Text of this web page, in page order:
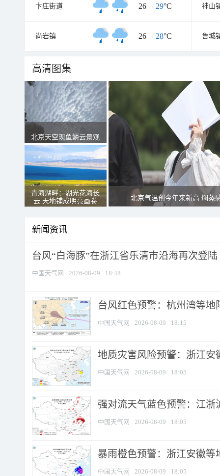
卞庄街道 26 / 29°C 神山
尚岩镇 26 / 28°C 鲁城
高清图集
北京天空现鱼鳞云景观
青海湖畔：湖光花海长
云 天地铺成明亮画卷
北京气温创今年来新高 焖蒸
新闻资讯
台风“白海豚”在浙江省乐清市沿海再次登陆
中国天气网 2026-08-09 18:48
台风红色预警：杭州湾等地
中国天气网 2026-08-09 18:15
地质灾害风险预警：浙江安
中国天气网 2026-08-09 18:05
强对流天气蓝色预警：江浙
中国天气网 2026-08-09 18:05
暴雨橙色预警：浙江安徽等
中国天气网 2026-08-09 18:05